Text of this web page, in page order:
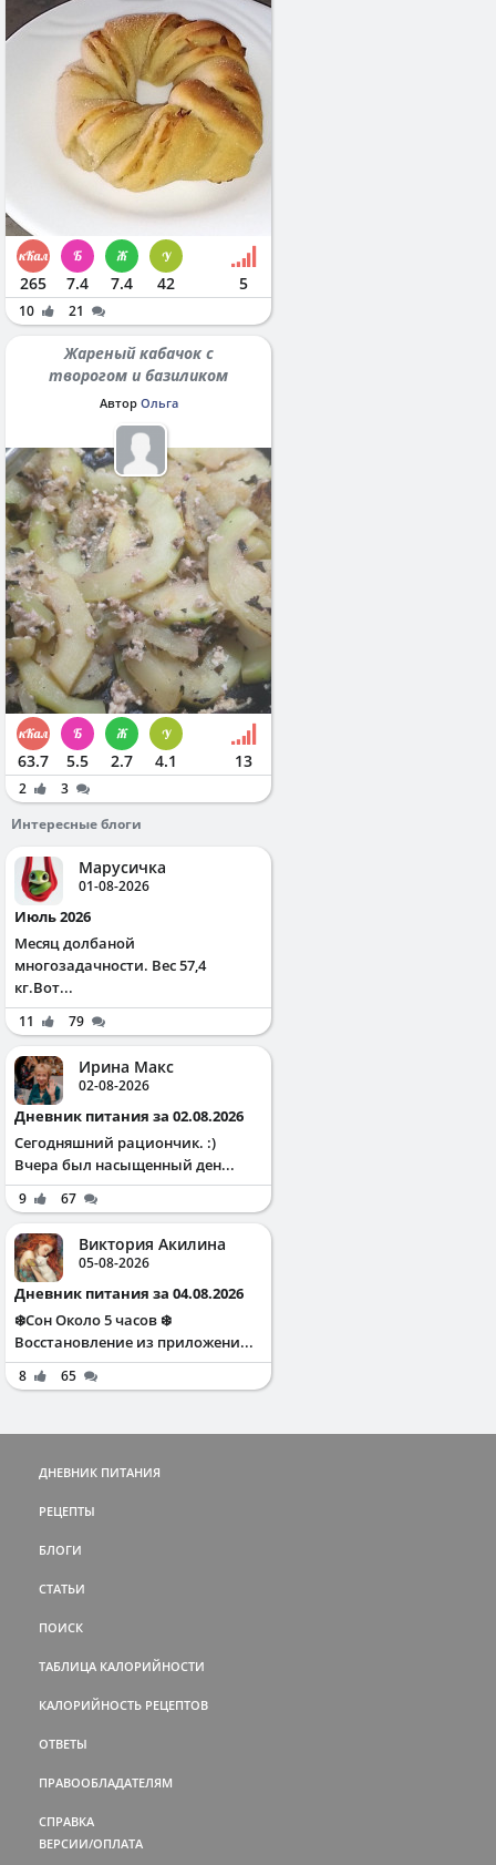
265 7.4 7.4 42 5
10 21
Жареный кабачок с
творогом и базиликом
Автор Ольга
63.7 5.5 2.7 4.1 13
2
3
Интересные блоги
Марусичка
01-08-2026
Июль 2026
Месяц долбаной
многозадачности. Вес 57,4
кг.Вот...
11 79
Ирина Макс
02-08-2026
Дневник питания за 02.08.2026
Сегодняшний рациончик. :)
Вчера был насыщенный ден...
9 67
Виктория Акилина
05-08-2026
Дневник питания за 04.08.2026
❄️Сон Около 5 часов ❄️
Восстановление из приложени...
8 65
ДНЕВНИК ПИТАНИЯ
РЕЦЕПТЫ
БЛОГИ
СТАТЬИ
ПОИСК
ТАБЛИЦА КАЛОРИЙНОСТИ
КАЛОРИЙНОСТЬ РЕЦЕПТОВ
ОТВЕТЫ
ПРАВООБЛАДАТЕЛЯМ
СПРАВКА
ВЕРСИИ/ОПЛАТА